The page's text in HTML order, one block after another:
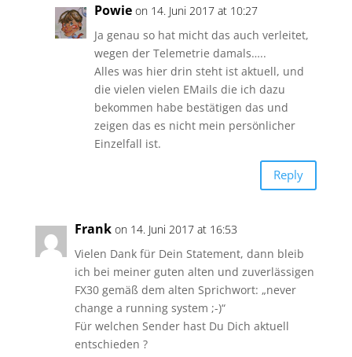
Powie on 14. Juni 2017 at 10:27
Ja genau so hat micht das auch verleitet,
wegen der Telemetrie damals…..
Alles was hier drin steht ist aktuell, und
die vielen vielen EMails die ich dazu
bekommen habe bestätigen das und
zeigen das es nicht mein persönlicher
Einzelfall ist.
Reply
Frank on 14. Juni 2017 at 16:53
Vielen Dank für Dein Statement, dann bleib
ich bei meiner guten alten und zuverlässigen
FX30 gemäß dem alten Sprichwort: „never
change a running system ;-)“
Für welchen Sender hast Du Dich aktuell
entschieden ?